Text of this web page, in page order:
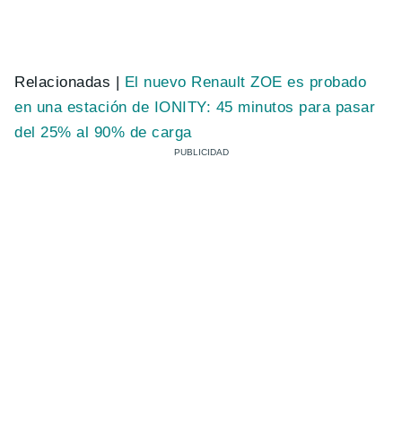
Relacionadas |
El nuevo Renault ZOE es probado
en una estación de IONITY: 45 minutos para pasar
del 25% al 90% de carga